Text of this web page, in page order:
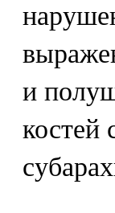
и
костей